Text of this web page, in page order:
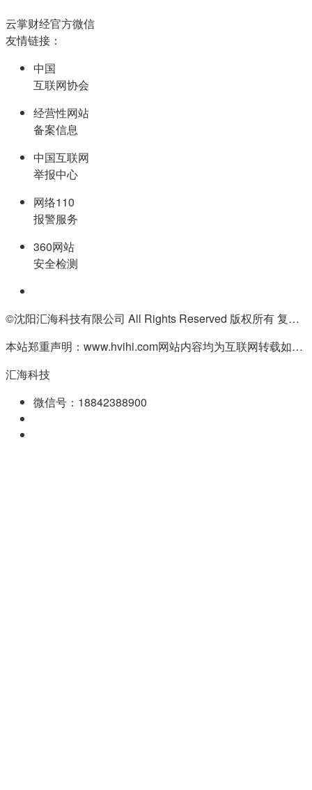
云掌财经官方微信
友情链接：
中国
互联网协会
经营性网站
备案信息
中国互联网
举报中心
网络110
报警服务
360网站
安全检测
©沈阳汇海科技有限公司 All Rights Reserved 版权所有 复制必究
本站郑重声明：www.hvihi.com网站内容均为互联网转载如有侵权请联系QQ:55506560删除
汇海科技
微信号：18842388900